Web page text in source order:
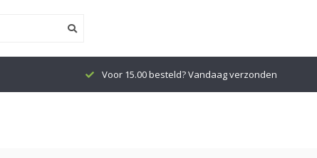
Voor 15.00 besteld? Vandaag verzonden